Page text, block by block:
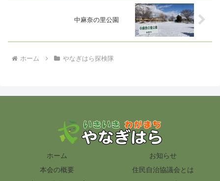
中麻奈の里公園
ホーム やなぎはら探検隊
ホーム
お知らせ
本会の概要
住民自治協議会とは